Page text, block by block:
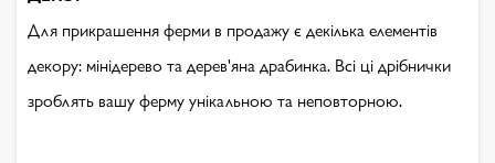
Для прикрашення ферми в продажу є декілька елементів
декору: мінідерево та дерев'яна драбинка. Всі ці дрібнички
зроблять вашу ферму унікальною та неповторною.